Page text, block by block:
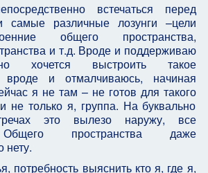
встечаться перед
самые различные лозунги –цели
общего пространства,
и т.д. Вроде и поддерживаю
хочется выстроить такое
вроде и отмалчиваюсь, начиная
я не там – не готов для такого
не только я, группа. На буквально
это вылезо наружу, все
Общего пространства даже
нету.
потребность выяснить кто я, где я,